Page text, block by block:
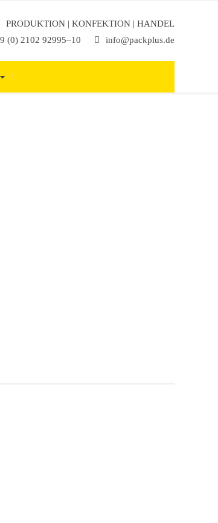
PRODUKTION | KONFEKTION | HANDEL
(0) 2102 92995–10
info@packplus.de